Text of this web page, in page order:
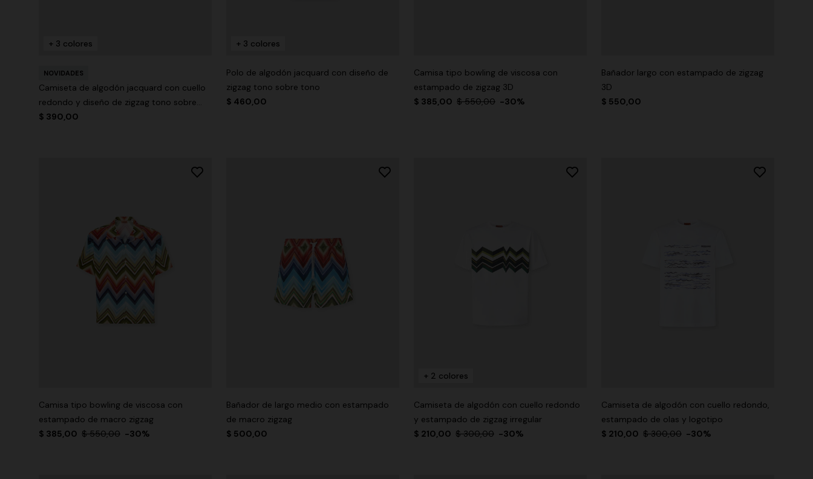
+ 3 colores
NOVIDADES
Camiseta de algodón jacquard con cuello
redondo y diseño de zigzag tono sobre
tono
$ 390,00
+ 3 colores
Polo de algodón jacquard con diseño de
zigzag tono sobre tono
$ 460,00
Camisa tipo bowling de viscosa con
estampado de zigzag 3D
$ 385,00 $ 550,00 -30%
Bañador largo con estampado de zigzag
3D
$ 550,00
Camisa tipo bowling de viscosa con
estampado de macro zigzag
$ 385,00 $ 550,00 -30%
Bañador de largo medio con estampado
de macro zigzag
$ 500,00
+ 2 colores
Camiseta de algodón con cuello redondo
y estampado de zigzag irregular
$ 210,00 $ 300,00 -30%
Camiseta de algodón con cuello redondo,
estampado de olas y logotipo
$ 210,00 $ 300,00 -30%